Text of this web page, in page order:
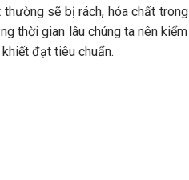
sẽ bị rách, hóa chất trong
thời gian lâu chúng ta nên kiểm
đạt tiêu chuẩn.